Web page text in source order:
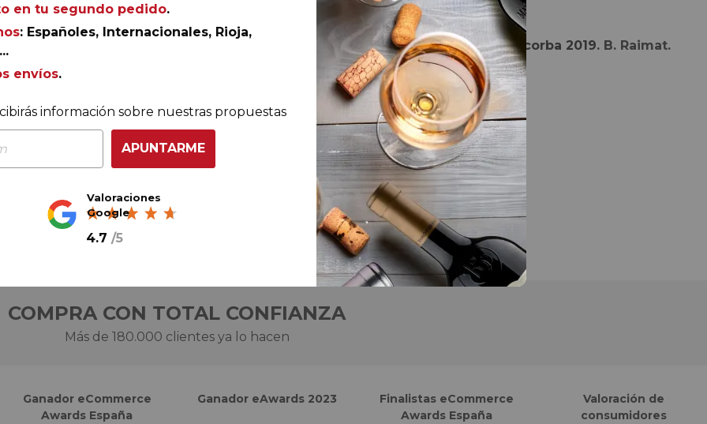
Ref.222079
Productos de la selección
4 botellas deRaimat Turons de Vallcorba 2019. B. Raimat.
D.O. Costers del Segre.
COMPRA CON TOTAL CONFIANZA
Más de 180.000 clientes ya lo hacen
Ganador eCommerce
Awards España
Ganador eAwards 2023
Finalistas eCommerce
Awards España
Valoración de
consumidores
en tu segundo pedido.
: Españoles, Internacionales, Rioja,
envíos.
información sobre nuestras propuestas
APUNTARME
Valoraciones
Google
4.7 /5